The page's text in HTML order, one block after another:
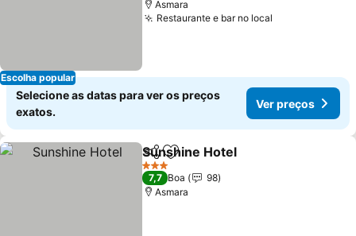
Escolha popular
Asmara
Restaurante e bar no local
Selecione as datas para ver os preços
exatos.
Ver preços
PartilharAdicionar aos favoritos
Sunshine Hotel
3 Estrelas
7,7 Boa
98
Asmara